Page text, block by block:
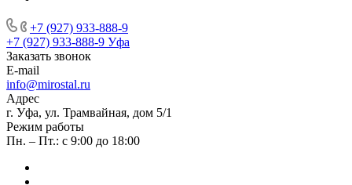
+7 (927) 933-888-9
+7 (927) 933-888-9 Уфа
Заказать звонок
E-mail
info@mirostal.ru
Адрес
г. Уфа, ул. Трамвайная, дом 5/1
Режим работы
Пн. – Пт.: с 9:00 до 18:00